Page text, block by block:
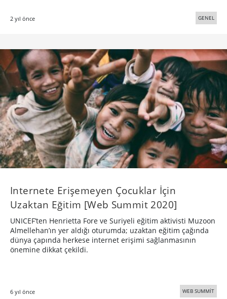
2 yıl önce GENEL
Internete Erişemeyen Çocuklar İçin
Uzaktan Eğitim [Web Summit 2020]
UNICEF’ten Henrietta Fore ve Suriyeli eğitim aktivisti Muzoon
Almellehan’ın yer aldığı oturumda; uzaktan eğitim çağında
dünya çapında herkese internet erişimi sağlanmasının
önemine dikkat çekildi.
6 yıl önce WEB SUMMİT